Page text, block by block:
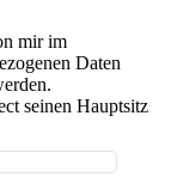
mir im
Daten
seinen Hauptsitz